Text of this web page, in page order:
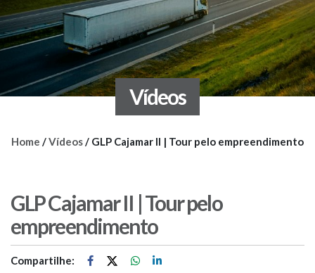
Vídeos
Home /Vídeos/ GLP Cajamar II | Tour pelo empreendimento
GLP Cajamar II | Tour pelo
empreendimento
Compartilhe: